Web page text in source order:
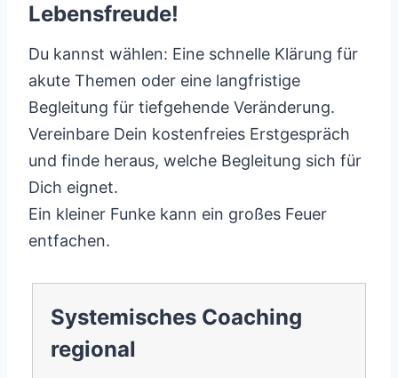
Lebensfreude!
Du kannst wählen: Eine schnelle Klärung für
akute Themen oder eine langfristige
Begleitung für tiefgehende Veränderung.
Vereinbare Dein kostenfreies Erstgespräch
und finde heraus, welche Begleitung sich für
Dich eignet.
Ein kleiner Funke kann ein großes Feuer
entfachen.
Systemisches Coaching
regional